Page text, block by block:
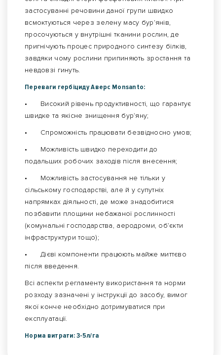
застосуванні речовини даної групи швидко
всмоктуються через зелену масу бур’янів,
просочуються у внутрішні тканини рослин, де
пригнічують процес природного синтезу білків,
завдяки чому рослини припиняють зростання та
невдовзі гинуть.
Переваги гербіциду Аверс Monsanto:
•
Високий рівень продуктивності, що гарантує
швидке та якісне знищення бур’яну;
•
Спроможність працювати безвідносно умов;
•
Можливість швидко переходити до
подальших робочих заходів після внесення;
•
Можливість застосування не тільки у
сільському господарстві, але й у супутніх
напрямках діяльності, де може знадобитися
позбавити площини небажаної рослинності
(комунальні господарства, аеродроми, об’єкти
інфраструктури тощо);
•
Дієві компоненти працюють майже миттєво
після введення.
Всі аспекти регламенту використання та норми
розходу зазначені у інструкції до засобу, вимог
якої конче необхідно дотримуватися при
експлуатації.
Норма витрати: 3-5л/га